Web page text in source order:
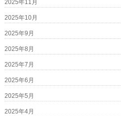
2025年11月
2025年10月
2025年9月
2025年8月
2025年7月
2025年6月
2025年5月
2025年4月